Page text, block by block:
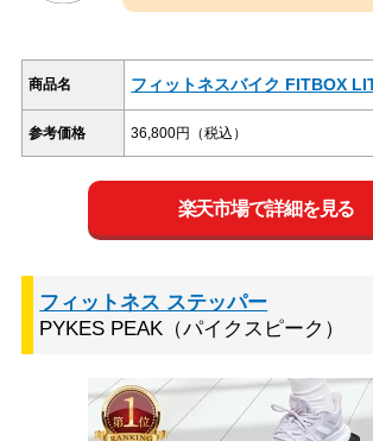
商品名 フィットネスバイク FITBOX
参考価格 36,800円（税込）
楽天市場で詳細を見る
フィットネス ステッパー
PYKES PEAK（パイクスピーク）